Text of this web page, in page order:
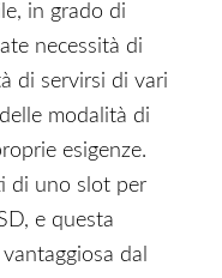
in grado di
necessità di
di servirsi di vari
modalità di
esigenze.
di uno slot per
e questa
dal